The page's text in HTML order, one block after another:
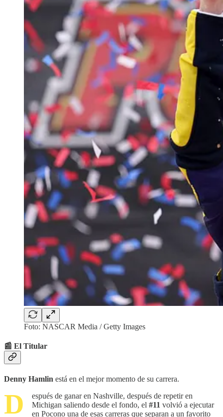
Foto: NASCAR Media / Getty Images
📰 El Titular
Denny Hamlin está en el mejor momento de su carrera.
D
espués de ganar en Nashville, después de repetir en
Michigan saliendo desde el fondo, el #11 volvió a ejecutar
en Pocono una de esas carreras que separan a un favorito